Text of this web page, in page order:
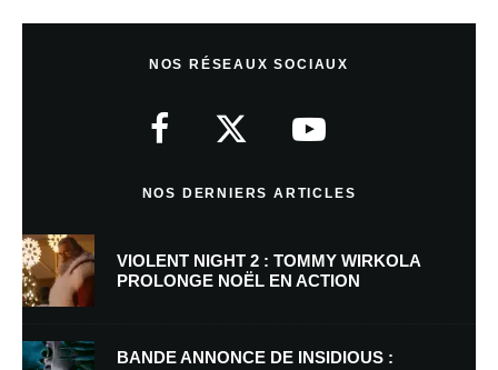
NOS RÉSEAUX SOCIAUX
NOS DERNIERS ARTICLES
VIOLENT NIGHT 2 : TOMMY WIRKOLA
PROLONGE NOËL EN ACTION
BANDE ANNONCE DE INSIDIOUS :